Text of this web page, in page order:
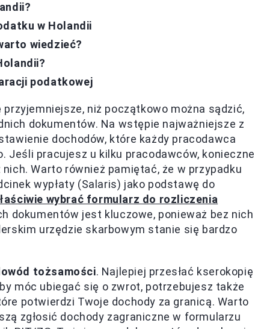
w Holandii
wiedzieć?
podatkowej
niż początkowo można sądzić,
dokumentów. Na wstępie najważniejsze z
dochodów, które każdy pracodawca
Jeśli pracujesz u kilku pracodawców, konieczne
Warto również pamiętać, że w przypadku
wypłaty (Salaris) jako podstawę do
wybrać formularz do rozliczenia
dokumentów jest kluczowe, ponieważ bez nich
urzędzie skarbowym stanie się bardzo
tożsamości. Najlepiej przesłać kserokopię
móc ubiegać się o zwrot, potrzebujesz także
potwierdzi Twoje dochody za granicą. Warto
zgłosić dochody zagraniczne w formularzu